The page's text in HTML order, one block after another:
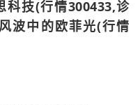
科技(行情300433,诊
波中的欧菲光(行情